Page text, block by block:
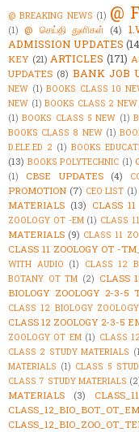
@ BREAKING NEWS (1) @
(1) @ செய்தி துளிகள் (4)
ADMISSION UPDATES
KEY (21) ARTICLES (171)
UPDATES (8) BANK JOB
NEW (1) BOOKS CLASS 10
NEW (1) BOOKS CLASS 2 NEW
(1) BOOKS CLASS 5 NEW (1)
BOOKS CLASS 8 NEW (1)
D.ELE.ED 2 (1) BOOKS
(13) BOOKS POLYTECHNIC (1)
(1)
CBSE UPDATES (4)
PROMOTION (7) CEO LIST (1)
MATERIALS (13) CLASS
ZOOLOGY OT -EM (1) CLASS
MATERIALS (9) CLASS 11
CLASS 11 ZOOLOGY OT -
WITH AUDIO (1) CLASS 12
BOTANY OT TM (2) CLASS
BIOLOGY ZOOLOGY 2-3-5
CLASS 12 BIOLOGY
CLASS 12 ZOOLOGY 2-3-5
ZOOLOGY OT EM (1) CLASS
CLASS 2 STUDY MATERIALS
MATERIALS (1) CLASS 5
CLASS 7 STUDY MATERIALS
MATERIALS
(3)